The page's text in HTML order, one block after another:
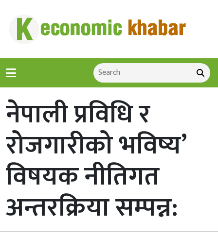
नेपाली प्रविधि र
रोजगारीको भविष्य’
विषयक नीतिगत
अन्तरक्रिया सम्पन्न: